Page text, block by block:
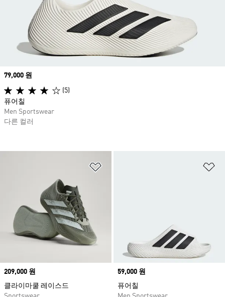
Price
209,000 원
클라이마쿨 레이스드
Price
59,000 원
퓨어칠
Price
79,000 원
(5)
퓨어칠
Men Sportswear
다른 컬러